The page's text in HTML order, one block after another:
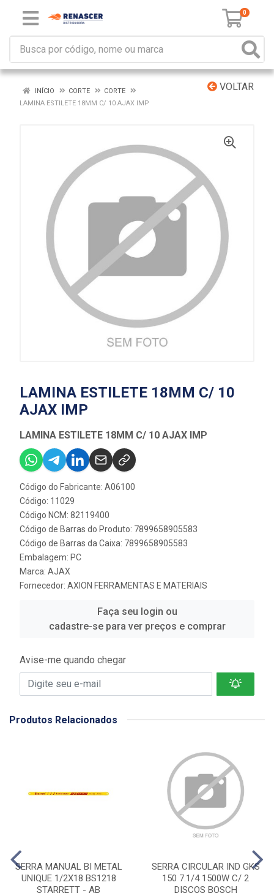
0
VOLTAR
INÍCIO CORTE
CORTE
LAMINA ESTILETE 18MM C/ 10 AJAX IMP
LAMINA ESTILETE 18MM C/ 10
AJAX IMP
LAMINA ESTILETE 18MM C/ 10 AJAX IMP
Código do Fabricante: A06100
Código: 11029
Código NCM: 82119400
Código de Barras do Produto: 7899658905583
Código de Barras da Caixa: 7899658905583
Embalagem: PC
Marca: AJAX
Fornecedor: AXION FERRAMENTAS E MATERIAIS
Faça seu login ou
cadastre-se para ver preços e comprar
Avise-me quando chegar
Produtos Relacionados
SERRA MANUAL BI METAL
UNIQUE 1/2X18 BS1218
STARRETT - AB
SERRA CIRCULAR IND GKS
150 7.1/4 1500W C/ 2
DISCOS BOSCH